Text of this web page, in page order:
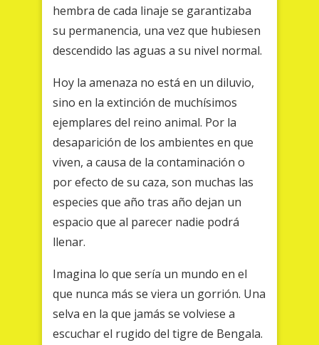
hembra de cada linaje se garantizaba
su permanencia, una vez que hubiesen
descendido las aguas a su nivel normal.
Hoy la amenaza no está en un diluvio,
sino en la extinción de muchísimos
ejemplares del reino animal. Por la
desaparición de los ambientes en que
viven, a causa de la contaminación o
por efecto de su caza, son muchas las
especies que año tras año dejan un
espacio que al parecer nadie podrá
llenar.
Imagina lo que sería un mundo en el
que nunca más se viera un gorrión. Una
selva en la que jamás se volviese a
escuchar el rugido del tigre de Bengala.